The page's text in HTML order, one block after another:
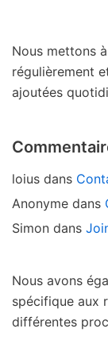
Nous mettons
régulièrement
ajoutées
loius dans
Anonyme dans
Simon dans
Nous avons
spécifique aux
différentes